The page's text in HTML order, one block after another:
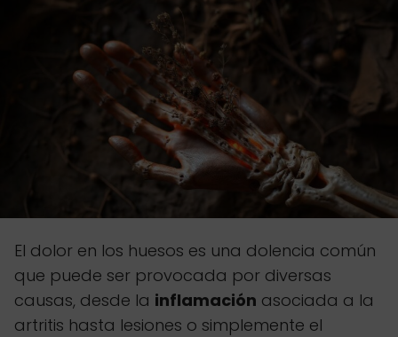
El dolor en los huesos es una dolencia común
que puede ser provocada por diversas
causas, desde la inflamación asociada a la
artritis hasta lesiones o simplemente el